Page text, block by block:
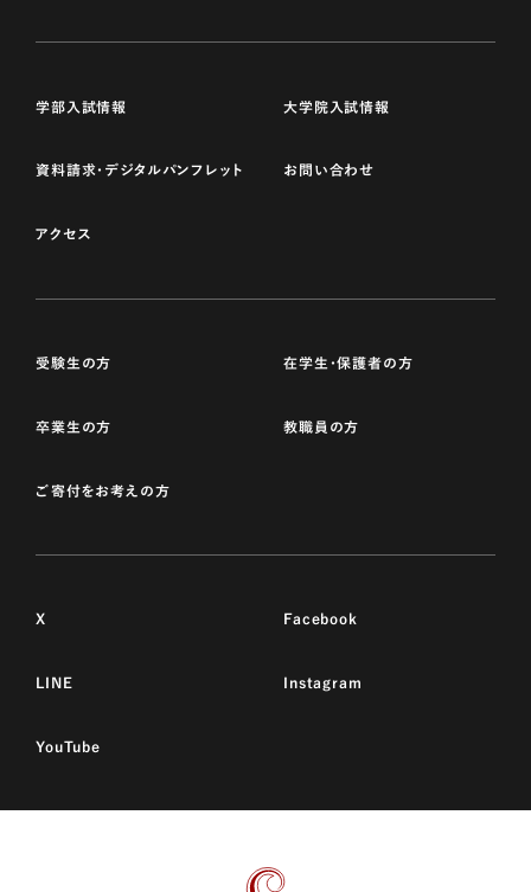
学部入試情報 大学院入試情報
資料請求・デジタルパンフレット お問い合わせ
アクセス
受験生の方 在学生・保護者の方
卒業生の方 教職員の方
ご寄付をお考えの方
X Facebook
LINE Instagram
YouTube